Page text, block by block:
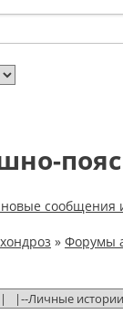
» Форумы